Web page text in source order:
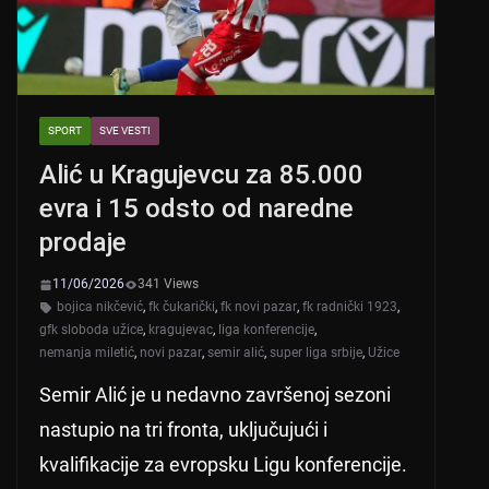
SPORT SVE VESTI
Alić u Kragujevcu za 85.000
evra i 15 odsto od naredne
prodaje
11/06/2026
341 Views
bojica nikčević, fk čukarički, fk novi pazar, fk radnički 1923,
gfk sloboda užice, kragujevac, liga konferencije,
nemanja miletić, novi pazar, semir alić, super liga srbije, Užice
Semir Alić je u nedavno završenoj sezoni
nastupio na tri fronta, uključujući i
kvalifikacije za evropsku Ligu konferencije.